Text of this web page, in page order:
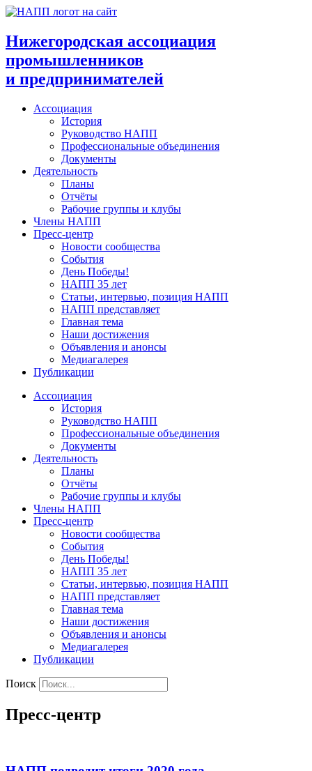
Перейти
содержимому
Нижегородская ассоциация
промышленников
и предпринимателей
Ассоциация
История
Руководство НАПП
Профессиональные объединения
Документы
Деятельность
Планы
Отчёты
Рабочие группы и клубы
Члены НАПП
Пресс-центр
Новости сообщества
События
День Победы!
НАПП 35 лет
Статьи, интервью, позиция НАПП
НАПП представляет
Главная тема
Наши достижения
Объявления и анонсы
Медиагалерея
Публикации
Ассоциация
История
Руководство НАПП
Профессиональные объединения
Документы
Деятельность
Планы
Отчёты
Рабочие группы и клубы
Члены НАПП
Пресс-центр
Новости сообщества
События
День Победы!
НАПП 35 лет
Статьи, интервью, позиция НАПП
НАПП представляет
Главная тема
Наши достижения
Объявления и анонсы
Медиагалерея
Публикации
Поиск
Пресс-центр